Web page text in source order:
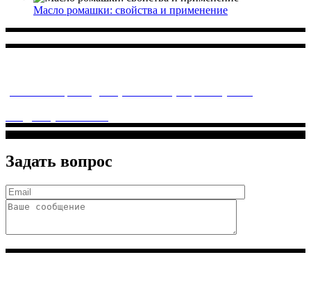
Масло ромашки: свойства и применение
Задать вопрос